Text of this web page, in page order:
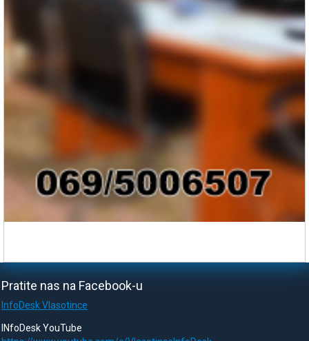
Pratite nas na Facebook-u
InfoDesk Vlasotince
INfoDesk YouTube